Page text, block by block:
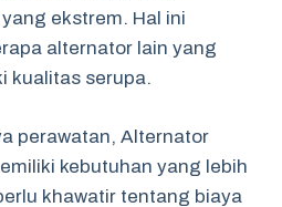
ekstrem. Hal ini
alternator lain yang
kualitas serupa.
perawatan, Alternator
kebutuhan yang lebih
khawatir tentang biaya